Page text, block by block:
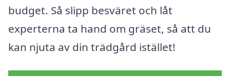
budget. Så slipp besväret och låt
experterna ta hand om gräset, så att du
kan njuta av din trädgård istället!